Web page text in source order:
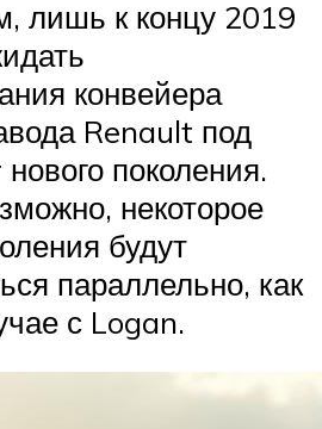
лишь к концу 2019
конвейера
Renault под
поколения.
некоторое
будут
параллельно, как
с Logan.